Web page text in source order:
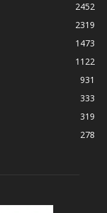
2452
2319
1473
1122
931
333
319
278